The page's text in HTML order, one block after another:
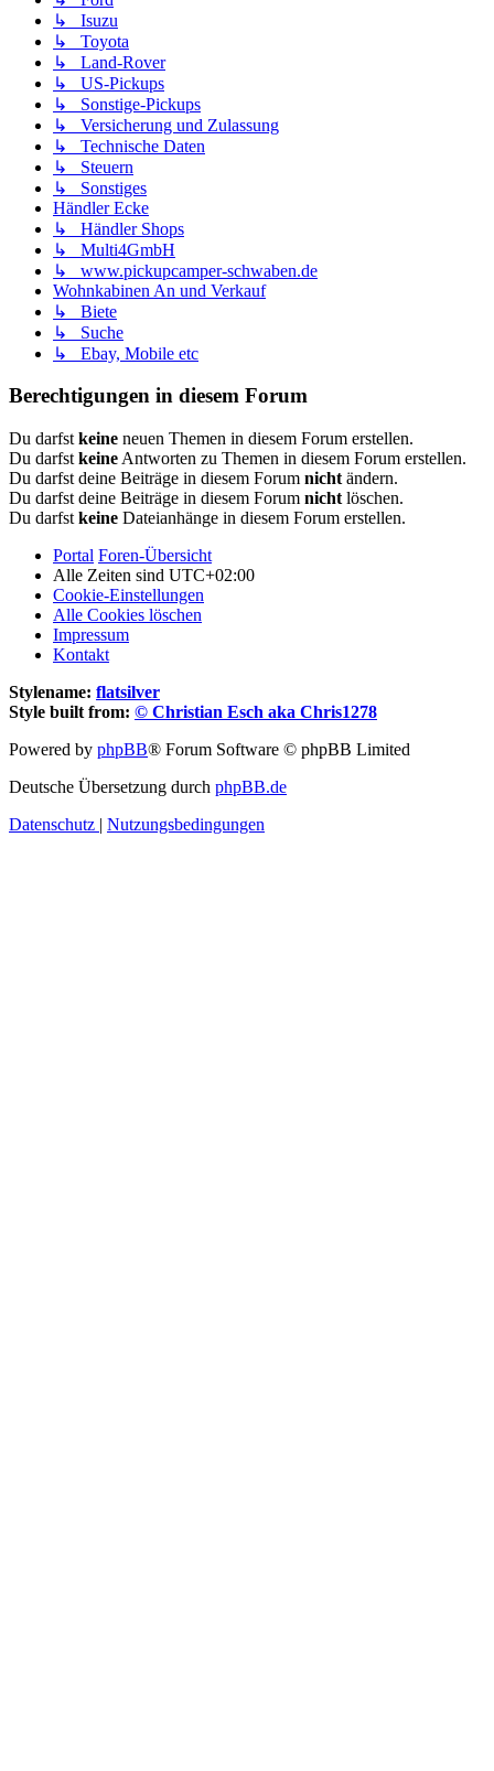
↳ Isuzu
↳ Toyota
↳ Land-Rover
↳ US-Pickups
↳ Sonstige-Pickups
↳ Versicherung und Zulassung
↳ Technische Daten
↳ Steuern
↳ Sonstiges
Händler Ecke
↳ Händler Shops
↳ Multi4GmbH
↳ www.pickupcamper-schwaben.de
Wohnkabinen An und Verkauf
↳ Biete
↳ Suche
↳ Ebay, Mobile etc
Berechtigungen in diesem Forum
Du darfst keine neuen Themen in diesem Forum erstellen.
Du darfst keine Antworten zu Themen in diesem Forum erstellen.
Du darfst deine Beiträge in diesem Forum nicht ändern.
Du darfst deine Beiträge in diesem Forum nicht löschen.
Du darfst keine Dateianhänge in diesem Forum erstellen.
Portal Foren-Übersicht
Alle Zeiten sind UTC+02:00
Cookie-Einstellungen
Alle Cookies löschen
Impressum
Kontakt
Stylename: flatsilver
Style built from: © Christian Esch aka Chris1278
Powered by phpBB® Forum Software © phpBB Limited
Deutsche Übersetzung durch phpBB.de
Datenschutz | Nutzungsbedingungen